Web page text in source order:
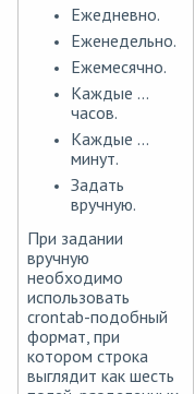
Ежедневно.
Еженедельно.
Ежемесячно.
Каждые ...
часов.
Каждые ...
минут.
Задать
вручную.
При задании
вручную
необходимо
использовать
crontab-подобный
формат, при
котором строка
выглядит как шесть